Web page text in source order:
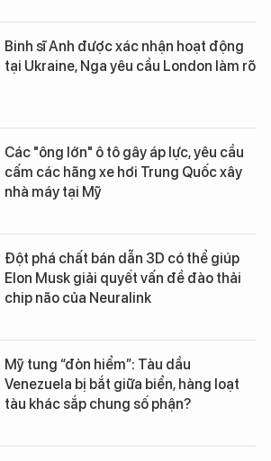
Binh sĩ Anh được xác nhận hoạt động
tại Ukraine, Nga yêu cầu London làm rõ
Các "ông lớn" ô tô gây áp lực, yêu cầu
cấm các hãng xe hơi Trung Quốc xây
nhà máy tại Mỹ
Đột phá chất bán dẫn 3D có thể giúp
Elon Musk giải quyết vấn đề đào thải
chip não của Neuralink
Mỹ tung “đòn hiểm”: Tàu dầu
Venezuela bị bắt giữa biển, hàng loạt
tàu khác sắp chung số phận?